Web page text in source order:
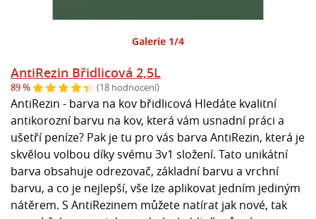
Galerie 1/4
AntiRezin Břidlicová 2,5L
89 % (18 hodnocení)
AntiRezin - barva na kov břidlicová Hledáte kvalitní
antikorozní barvu na kov, která vám usnadní práci a
ušetří peníze? Pak je tu pro vás barva AntiRezin, která je
skvělou volbou díky svému 3v1 složení. Tato unikátní
barva obsahuje odrezovač, základní barvu a vrchní
barvu, a co je nejlepší, vše lze aplikovat jedním jediným
nátěrem. S AntiRezinem můžete natírat jak nové, tak